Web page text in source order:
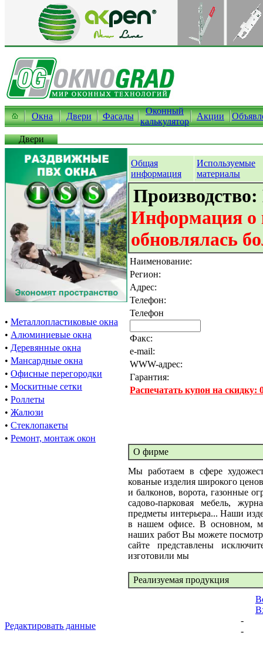
Окна Двери Фасады
Оконный
калькулятор
Акции
Двери
• Металлопластиковые окна
• Алюминиевые окна
• Деревянные окна
• Мансардные окна
• Офисные перегородки
• Москитные сетки
• Роллеты
• Жалюзи
• Стеклопакеты
• Ремонт, монтаж окон
Общая
информация
Используемые
материалы
Информация о
обновлялась
Наименование:
Регион:
Адрес:
Телефон:
Телефон
Факс:
e-mail:
WWW-адрес:
Гарантия:
Распечатать купон на скидку:
О фирме
Мы работаем в сфере
кованые изделия широкого
и балконов, ворота, газонные
садово-парковая мебель,
предметы интерьера... Наши
в нашем офисе. В основном,
наших работ Вы можете
сайте представлены
изготовили мы
Реализуемая продукция
Редактировать данные
-
-